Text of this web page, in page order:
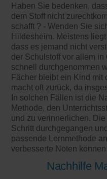
Haben Sie bedenken,
dem Stoff nicht
schafft ? - Wenden Sie
Hildesheim. Meistens
dass es jemand nicht
der Schulstoff vor allem
schnell durchgenommen
Fächer bleibt ein Kind mit
macht oft zurück, da
In solchen Fällen ist die
Methode, den
und zu verinnerlichen.
Schritt durchgegangen
passende Lernmethode
verbesserte Noten
Nachhilfe